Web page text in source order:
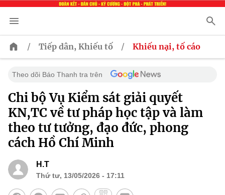
/ Tiếp dân, Khiếu tố / Khiếu nại, tố cáo
Theo dõi Báo Thanh tra trên
Chi bộ Vụ Kiểm sát giải quyết
KN,TC về tư pháp học tập và làm
theo tư tưởng, đạo đức, phong
cách Hồ Chí Minh
H.T
Thứ tư, 13/05/2026 - 17:11